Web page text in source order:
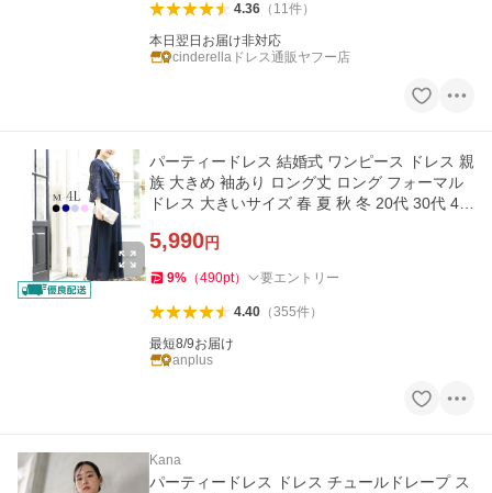
4.36（ 11件）
本日翌日お届け非対応
cinderellaドレス通販ヤフー店
パーティードレス 結婚式 ワンピース ドレス 親
族 大きめ 袖あり ロング丈 ロング フォーマル
ドレス 大きいサイズ 春 夏 秋 冬 20代 30代 40
5,990円
9% （490pt） 要エントリー
4.40（355件）
最短8/9お届け
anplus
Kana
パーティードレス ドレス チュールドレープ ス